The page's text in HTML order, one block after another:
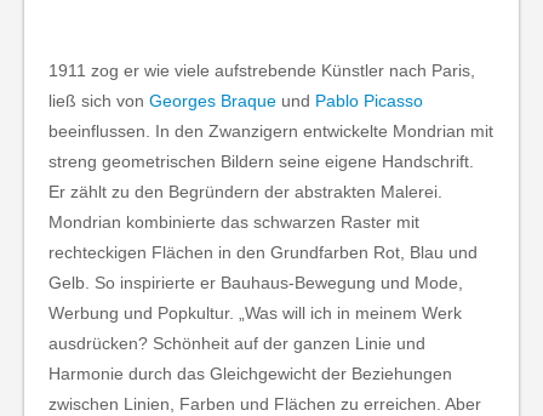
1911 zog er wie viele aufstrebende Künstler nach Paris,
ließ sich von Georges Braque und Pablo Picasso
beeinflussen. In den Zwanzigern entwickelte Mondrian mit
streng geometrischen Bildern seine eigene Handschrift.
Er zählt zu den Begründern der abstrakten Malerei.
Mondrian kombinierte das schwarzen Raster mit
rechteckigen Flächen in den Grundfarben Rot, Blau und
Gelb. So inspirierte er Bauhaus-Bewegung und Mode,
Werbung und Popkultur. „Was will ich in meinem Werk
ausdrücken? Schönheit auf der ganzen Linie und
Harmonie durch das Gleichgewicht der Beziehungen
zwischen Linien, Farben und Flächen zu erreichen. Aber